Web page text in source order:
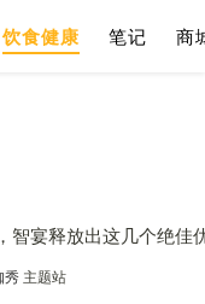
饮食健康 笔记 商
智宴释放出这几个绝佳
秀 主题站